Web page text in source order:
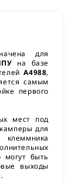
для
на базе
A4988,
самым
первого
мест под
для
могут быть
выходы